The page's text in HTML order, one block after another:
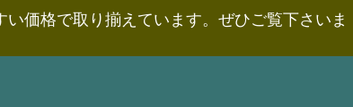
価格で取り揃えています。ぜひご覧下さいま